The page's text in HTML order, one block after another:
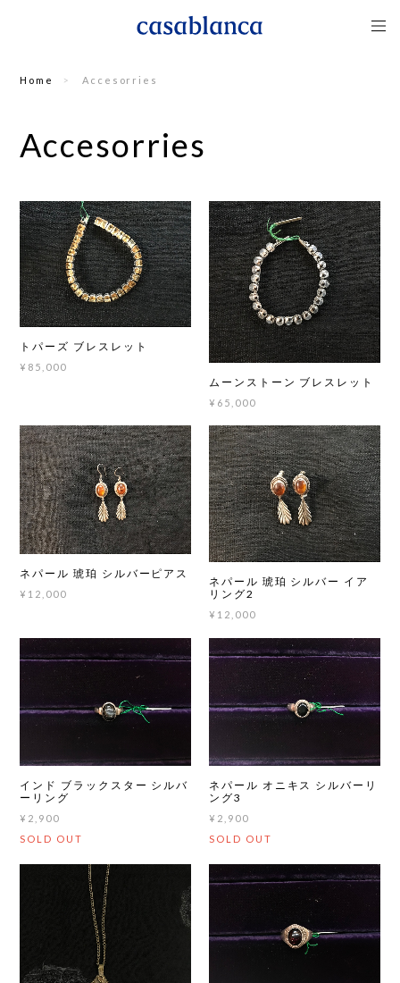
Home Accesorries
Accesorries
トパーズ ブレスレット
¥85,000
ムーンストーン ブレスレット
¥65,000
ネパール 琥珀 シルバーピアス
¥12,000
ネパール 琥珀 シルバー イア
リング2
¥12,000
インド ブラックスター シルバ
ーリング
¥2,900
SOLD OUT
ネパール オニキス シルバーリ
ング3
¥2,900
SOLD OUT